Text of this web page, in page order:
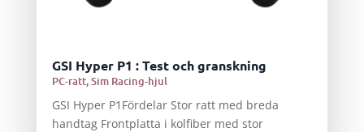
GSI Hyper P1 : Test och granskning
PC-ratt,Sim Racing-hjul
GSI Hyper P1Fördelar Stor ratt med breda
handtag Frontplatta i kolfiber med stor